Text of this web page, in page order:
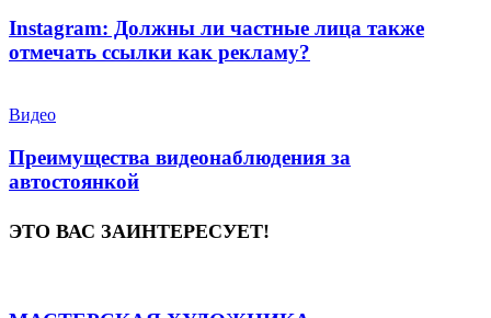
Instagram: Должны ли частные лица также
отмечать ссылки как рекламу?
Видео
Преимущества видеонаблюдения за
автостоянкой
ЭТО ВАС ЗАИНТЕРЕСУЕТ!